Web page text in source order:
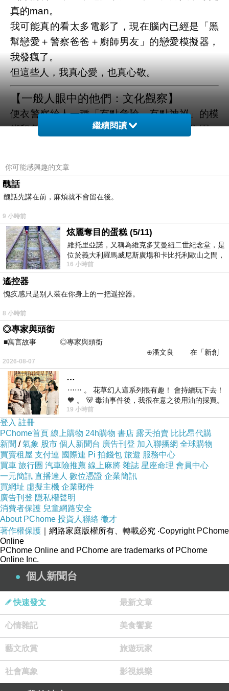
真的man。
我可能真的看太多電影了，現在腦內已經是「黑
幫戀愛＋警察爸爸＋廚師男友」的戀愛模擬器，
我發瘋了。
但這些人，我真心愛，也真心敬。
【一般人眼中的他們：文化觀察】
便衣警察給人一種「有點危險、有點神祕」的模
糊印象，不笑的時候像殺手，笑了像詐騙集團，
被說情緒控管不好、婚姻容易出事。
至於素食廚師，一般人覺得他們不是環保瘋子就
麼把苦變成甘，怎麼在清淡中調出深情。
社會對這些人的印象，其實是來自迷思＋影視文
化疊加：便衣警察像港片，軍人像國軍宣傳片，
素食廚師則像Netflix療癒節目，這些偏見，有時
是地獄，有時是浪漫。
【男神代表：李東健、古彬、T.O.P、龍捲
風（古天樂）】
這四位是不同型態的罪與愛：
：臉像壞人，聲音像初戀，演過黑社會也
演過音樂家，讓人懷疑自己是不是只喜歡壞心眼
的憂鬱王子。
古彬：就是沉默系爆擊機，一出現就像靈堂走出
來的新郎，心碎得有質感。
T.O.P：藝術家+壞壞的貴族+自毀型男人的代
表，全世界都怕他，只有迷妹說他可愛。
龍捲風（古天樂）：他是那種會幫你擋子彈，但
也會看著你哭然後默默走開的男人，他不愛你，
但他值得你愛。
【全世界票選Top 5 最喜歡的職業 & 明
星】
📌 世界票選男職業前五（附座右銘）：
消防員：「恐懼存在的地方，正是我該出現的地
方。」
廚師：「每一口飯，都是一場溫柔革命。」
護理師：「當你痛，我陪你走過；當你笑，我退
到一旁。」
繼續閱讀
你可能感興趣的文章
醜話
醜話先講在前，麻煩就不會留在後。
9 小時前
炫麗奪目的蛋糕 (5/11)
維托里亞諾，又稱為維克多艾曼紐二世紀念堂，是
位於義大利羅馬威尼斯廣場和卡比托利歐山之間，
用以紀念統一義大利統一後的的第一位國
16 小時前
遙控器
愧疚感只是别人装在你身上的一把遥控器。
8 小時前
◎專家與頭銜
■寓言故事 ◎專家與頭銜
⊕潘文良 在「新創
之谷」裡——
2026-08-07
…
⋯⋯ 。 花草幻人這系列很有趣！ 會持續玩下去！
🧡 。 🐻 毒油事件後，我很在意之後用油的採買。
前天購買了我之前就很愛
19 小時前
登入 註冊
PChome首頁 線上購物 24h購物 書店 露天拍賣 比比昂代購
新聞 /氣象 股市 個人新聞台 廣告刊登 加入聯播網 全球購物
買賣租屋 支付連 國際連 Pi 拍錢包 旅遊 服務中心
買車 旅行團 汽車險推薦 線上麻將 雜誌 星座命理 會員中心
一元簡訊 直播達人 數位憑證 企業簡訊
買網址 虛擬主機 企業郵件
廣告刊登 隱私權聲明
消費者保護 兒童網路安全
About PChome 投資人聯絡 徵才
著作權保護 ｜網路家庭版權所有、轉載必究 ‧Copyright PChome
Online
PChome Online and PChome are trademarks of PChome
Online Inc.
個人新聞台
快速發文 最新文章
心情雜記 美食饗宴
藝文欣賞 旅遊玩家
社會萬象 影視娛樂